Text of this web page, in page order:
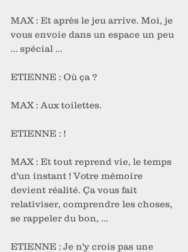
MAX : Et après le jeu arrive. Moi, je
vous envoie dans un espace un peu
... spécial ...
ETIENNE : Où ça ?
MAX : Aux toilettes.
ETIENNE : !
MAX : Et tout reprend vie, le temps
d'un instant ! Votre mémoire
devient réalité. Ça vous fait
relativiser, comprendre les choses,
se rappeler du bon, ...
ETIENNE : Je n'y crois pas une